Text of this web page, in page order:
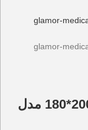
تشک گلامور طبی فنری ابعاد 200*180 مدل